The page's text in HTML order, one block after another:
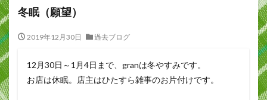
冬眠（願望）
2019年12月30日 過去ブログ
12月30日～1月4日まで、granは冬やすみです。
お店は休眠。店主はひたすら雑事のお片付けです。